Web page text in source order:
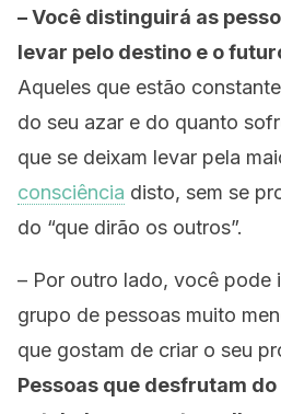
– Você distinguirá as
levar pelo destino e o
Aqueles que estão
do seu azar e do quanto
que se deixam levar pela
consciência disto, sem se
do “que dirão os outros”.
– Por outro lado, você pode
grupo de pessoas muito
que gostam de criar o seu
Pessoas que desfrutam do